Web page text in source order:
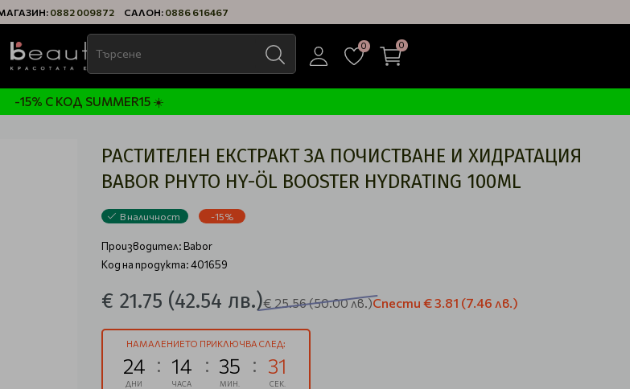
0882 009872 САЛОН: 0886 616467
0 0
-15% С КОД SUMMER15 ☀️
РАСТИТЕЛЕН ЕКСТРАКТ ЗА ПОЧИСТВАНЕ И ХИДРАТАЦИЯ
BABOR PHYTO HY-ÖL BOOSTER HYDRATING 100ML
В наличност -15%
Производител:Babor
Код на продукта: 401659
€ 21.75 (42.54 лв.)€ 25.56(50.00 лв.)Спести € 3.81 (7.46 лв.)
НАМАЛЕНИЕТО ПРИКЛЮЧВА СЛЕД:
24
ДНИ
14
ЧАСА
35
МИН.
30
СЕК.